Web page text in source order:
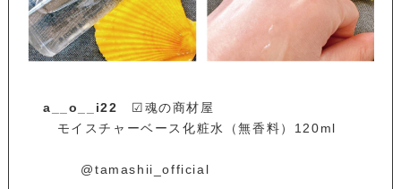
a__o__i22 ☑︎魂の商材屋
モイスチャーベース化粧水（無香料）120ml
@tamashii_official